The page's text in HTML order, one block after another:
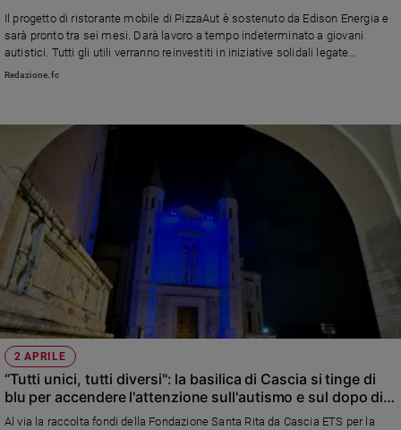
Il progetto di ristorante mobile di PizzaAut è sostenuto da Edison Energia e
sarà pronto tra sei mesi. Darà lavoro a tempo indeterminato a giovani
autistici. Tutti gli utili verranno reinvestiti in iniziative solidali legate
all’autismo
Redazione.fc
2 APRILE
“Tutti unici, tutti diversi": la basilica di Cascia si tinge di
blu per accendere l'attenzione sull'autismo e sul dopo di
noi
Al via la raccolta fondi della Fondazione Santa Rita da Cascia ETS per la